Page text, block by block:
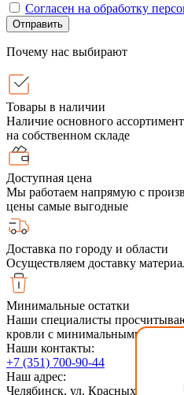
Согласен на обработку
Отправить
Почему нас выбирают
Товары в наличии
Наличие основного
на собственном складе
Доступная цена
Мы работаем напрямую с
цены самые выгодные
Доставка по городу и области
Осуществляем доставку
Минимальные остатки
Наши специалисты
кровли с минимальными
Наши контакты:
+7 (351) 700-90-44
Наш адрес:
Челябинск, ул. Красных